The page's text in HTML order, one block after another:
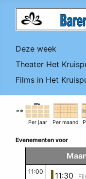
Deze week
Theater Het
Films in Het
Per jaar Per maand
Evenementen voor
11:00 11:30